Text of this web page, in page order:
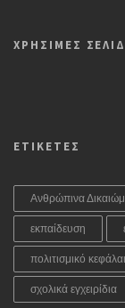
ΧΡΗΣΙΜΕΣ
ΕΤΙΚΕΤΕΣ
Ανθρώπινα
εκπαίδευση
πολιτισμικό
σχολικά εγχειρίδια